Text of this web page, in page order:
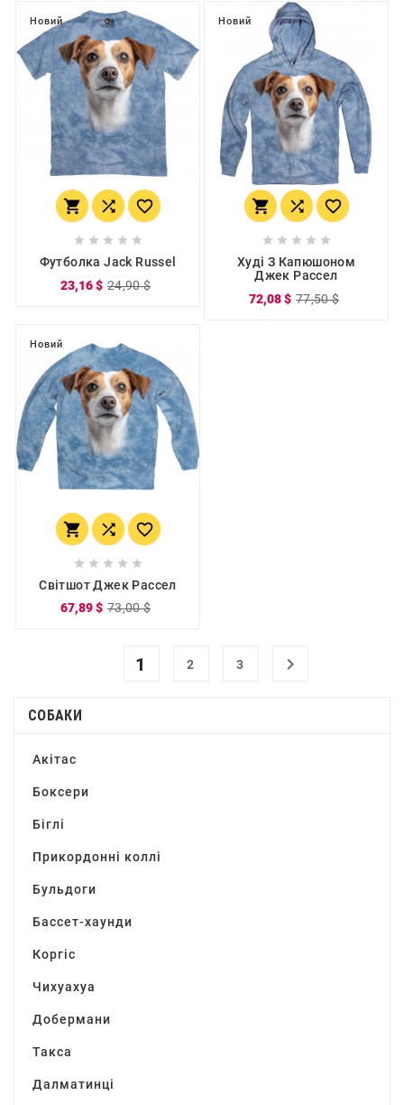
Новий
  
    
Футболка Jack Russel
23,16 $ 24,90 $
Новий
  
    
Худі З Капюшоном
Джек Рассел
72,08 $ 77,50 $
Новий
  
    
Світшот Джек Рассел
67,89 $ 73,00 $
1 2 3 
СОБАКИ
Акітас
Боксери
Біглі
Прикордонні коллі
Бульдоги
Бассет-хаунди
Коргіс
Чихуахуа
Добермани
Такса
Далматинці